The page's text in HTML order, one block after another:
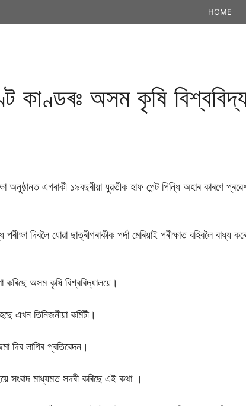
HOME
কাণ্ডৰঃ অসম কৃষি
এগৰাকী ১৯বছৰীয়া যুৱতীক হাফ পেন্ট পিন্ধি অহাৰ কাৰণে
দিবলৈ যোৱা ছাত্ৰীগৰাকীক পৰ্দা মেৰিয়াই পৰীক্ষাত বহিবলৈ বাধ্য
অসম কৃষি বিশ্ববিদ্যালয়ে।
এখন তিনিজনীয়া কমিটী।
দিব লাগিব প্ৰতিবেদন।
সংবাদ মাধ্যমত সদৰী কৰিছে এই কথা ।